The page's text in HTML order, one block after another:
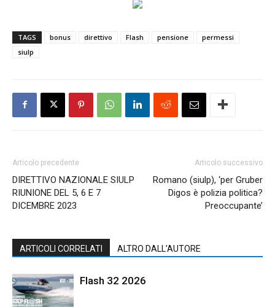
TAGS bonus direttivo Flash pensione
permessi
siulp
Articolo precedente
DIRETTIVO NAZIONALE SIULP
RIUNIONE DEL 5, 6 E 7
DICEMBRE 2023
Articolo successivo
Romano (siulp), ‘per Gruber
Digos è polizia politica?
Preoccupante’
ARTICOLI CORRELATI ALTRO DALL'AUTORE
Flash 32 2026